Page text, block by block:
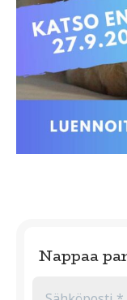
Nappaa